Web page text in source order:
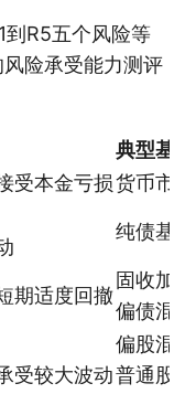
到R5五个风险等
险承受能力测评
典型基
受本金亏损货币市
纯债基
期适度回撤
固收加
偏债混
受较大波动
偏股混
普通股